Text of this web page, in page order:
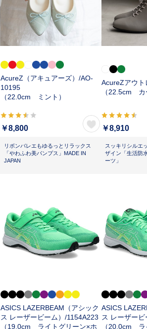
AcureZ（アキュアーズ）/AO-
10195
（22.0cm ミント）
￥8,800
リボンバレエもゆるっとリラックス
「やわふわ美パンプス」MADE IN
JAPAN
AcureZアウト
（22.5cm カ
￥8,910
スッキリシルエ
ザイン「生活防
ーツ」
ASICS LAZERBEAM（アシック
ス レーザービーム）/1154A223
（19.0cm ライトグリーン×ホ
ASICS
ス レーザー
（20.0cm ラ